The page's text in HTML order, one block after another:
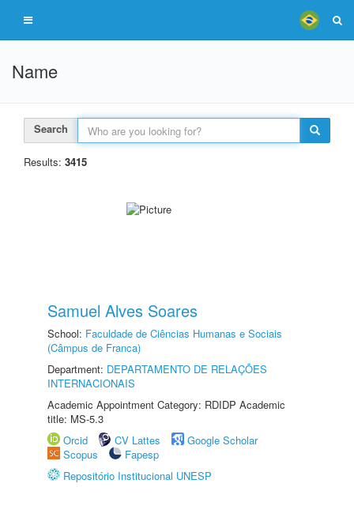
Name
Search
Results: 3415
Samuel Alves Soares
School: Faculdade de Ciências Humanas e Sociais
(Câmpus de Franca)
Department: DEPARTAMENTO DE RELAÇÕES
INTERNACIONAIS
Academic Appointment Category: RDIDP Academic
title: MS-5.3
Orcid
CV Lattes
Google Scholar
Scopus
Fapesp
Repositório Institucional UNESP